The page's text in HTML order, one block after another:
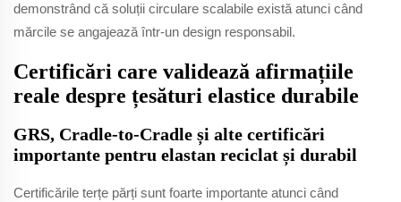
demonstrând că soluții circulare scalabile există atunci când
mărcile se angajează într-un design responsabil.
Certificări care validează afirmațiile
reale despre țesături elastice durabile
GRS, Cradle-to-Cradle și alte certificări
importante pentru elastan reciclat și durabil
Certificările terțe părți sunt foarte importante atunci când